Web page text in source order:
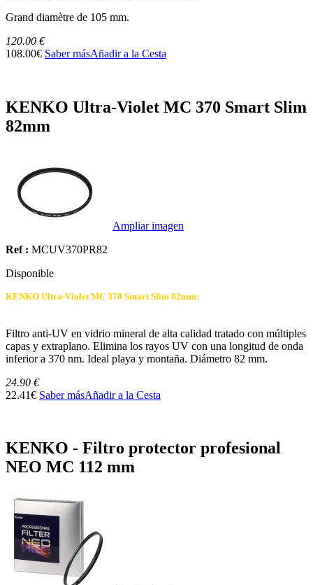
Grand diamètre de 105 mm.
120.00 €
108.00€ Saber másAñadir a la Cesta
KENKO Ultra-Violet MC 370 Smart Slim
82mm
Ampliar imagen
Ref : MCUV370PR82
Disponible
KENKO Ultra-Violet MC 370 Smart Slim 82mm:
Filtro anti-UV en vidrio mineral de alta calidad tratado con múltiples
capas y extraplano. Elimina los rayos UV con una longitud de onda
inferior a 370 nm. Ideal playa y montaña. Diámetro 82 mm.
24.90 €
22.41€ Saber másAñadir a la Cesta
KENKO - Filtro protector profesional
NEO MC 112 mm